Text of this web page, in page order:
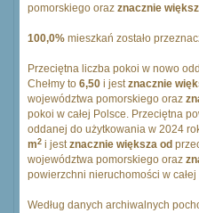
pomorskiego oraz znacznie
100,0% mieszkań zostało
Przeciętna liczba pokoi w nowo
Chełmy to 6,50 i jestznacznie
województwa pomorskiego oraz
pokoi w całej Polsce. Przeciętna
oddanej do użytkowania w 2024
m2 i jestznacznie większa od
województwa pomorskiego oraz
powierzchni nieruchomości w całej
Według danych archiwalnych